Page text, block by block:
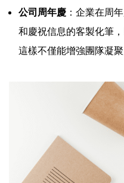
公司周年慶 ：企業在周
和慶祝信息的客製化筆
這樣不僅能增強團隊凝